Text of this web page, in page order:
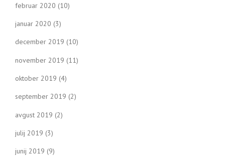
februar 2020 (10)
januar 2020 (3)
december 2019 (10)
november 2019 (11)
oktober 2019 (4)
september 2019 (2)
avgust 2019 (2)
julij 2019 (3)
junij 2019 (9)